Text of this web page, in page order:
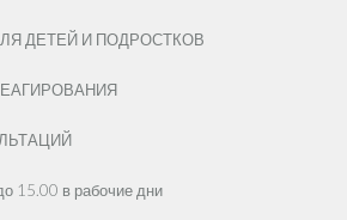
ДЕТЕЙ И ПОДРОСТКОВ
15.00 в рабочие дни